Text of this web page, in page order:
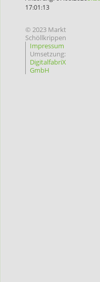
17:01:13
© 2023 Markt
Schöllkrippen
Impressum
Umsetzung:
DigitalfabriX
GmbH